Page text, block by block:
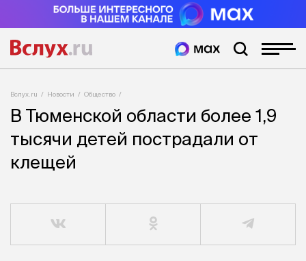
Вслух.ru Новости Общество
В Тюменской области более 1,9
тысячи детей пострадали от
клещей